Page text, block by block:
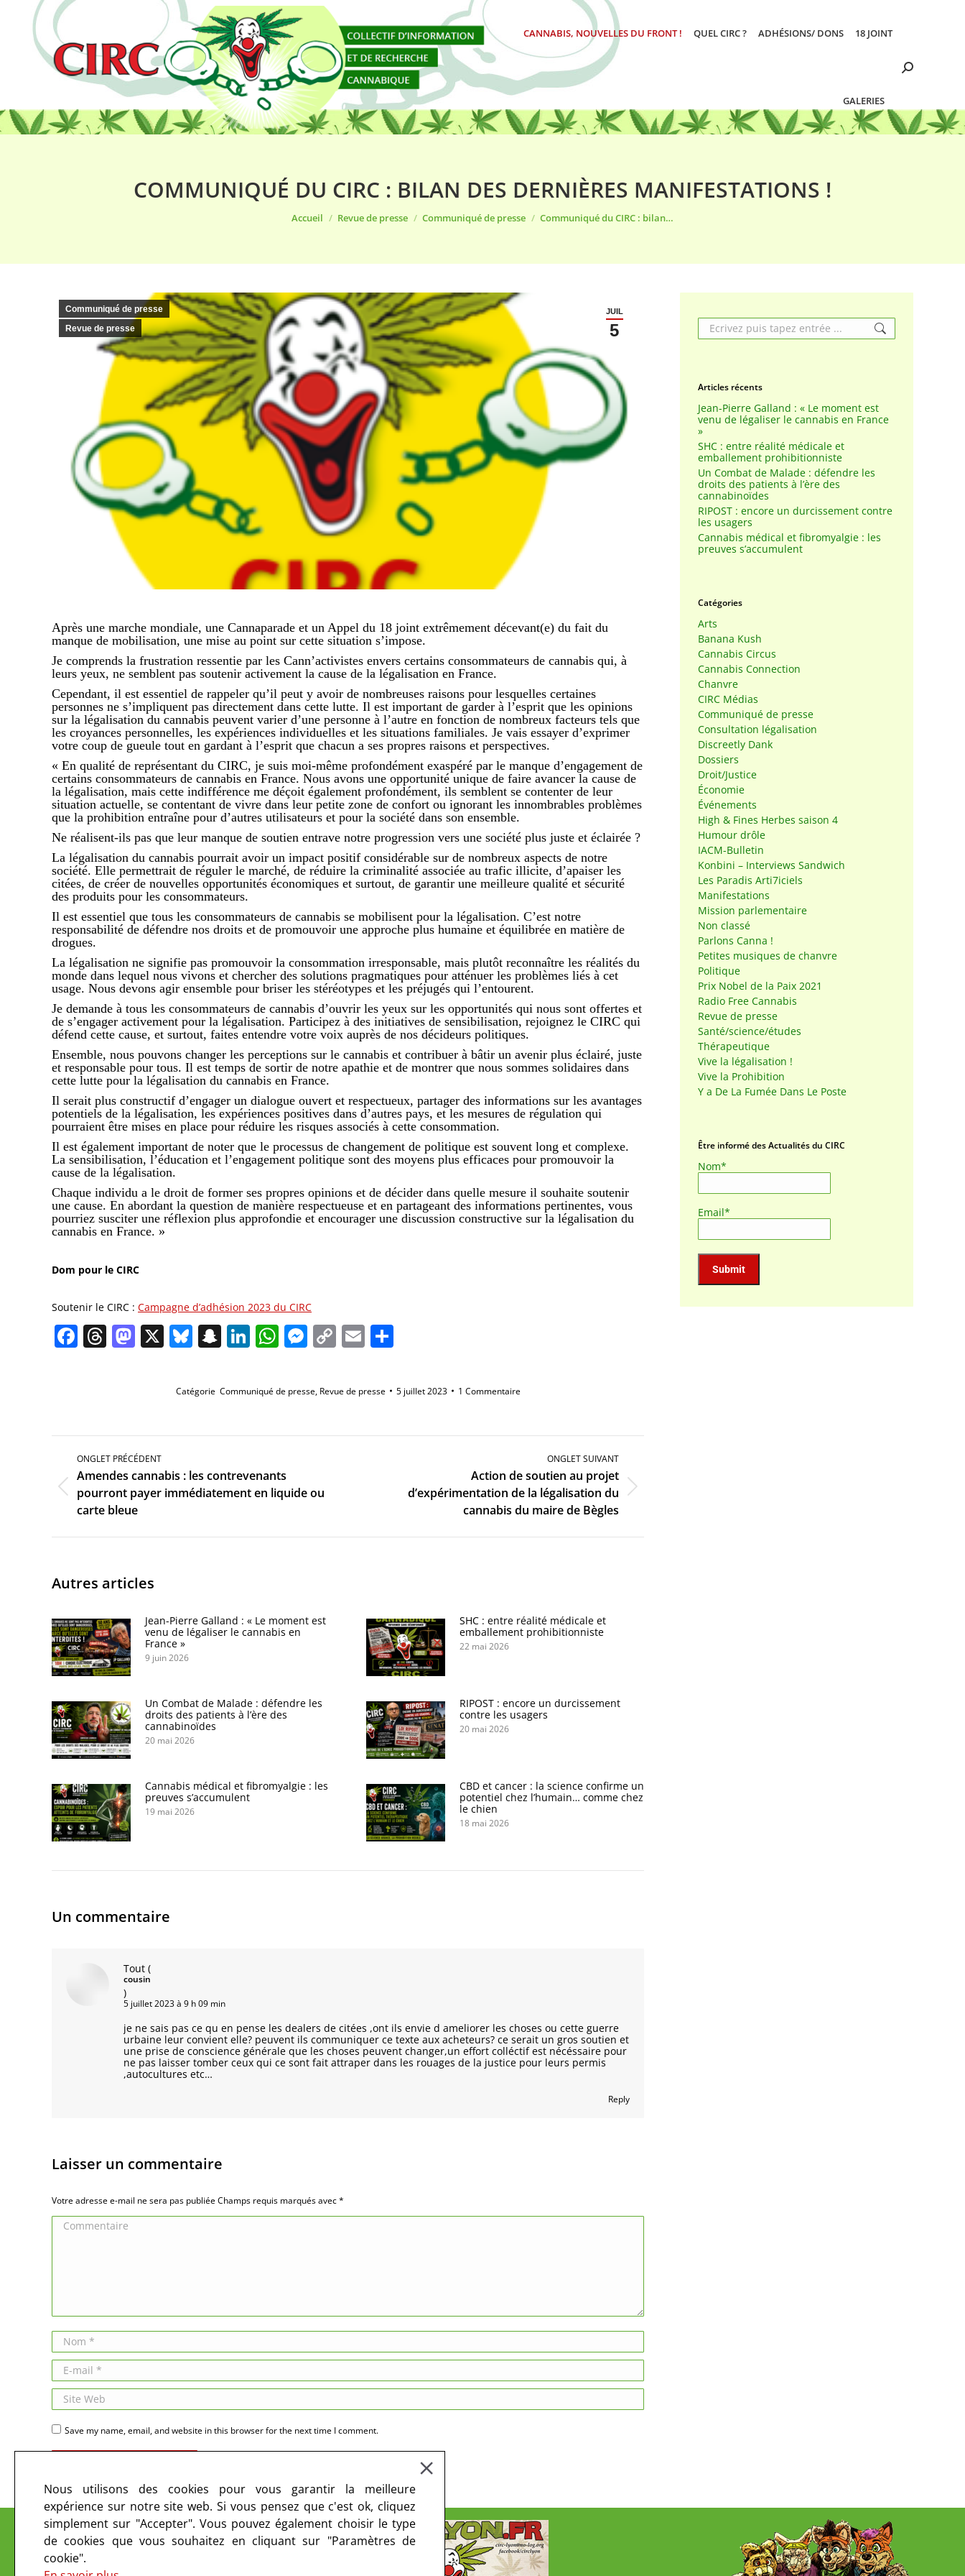
CANNABIS, NOUVELLES DU FRONT ! QUEL CIRC ? ADHÉSIONS/ DONS 18 JOINT
GALERIES
Search:
COMMUNIQUÉ DU CIRC : BILAN DES DERNIÈRES MANIFESTATIONS !
Accueil Revue de presse Communiqué de presse Communiqué du CIRC : bilan…
JUIL
5
Communiqué de presse
Revue de presse
Après une marche mondiale, une Cannaparade et un Appel du 18 joint extrêmement décevant(e) du fait du
manque de mobilisation, une mise au point sur cette situation s’impose.
Je comprends la frustration ressentie par les Cann’activistes envers certains consommateurs de cannabis qui, à
leurs yeux, ne semblent pas soutenir activement la cause de la légalisation en France.
Cependant, il est essentiel de rappeler qu’il peut y avoir de nombreuses raisons pour lesquelles certaines
personnes ne s’impliquent pas directement dans cette lutte. Il est important de garder à l’esprit que les opinions
sur la légalisation du cannabis peuvent varier d’une personne à l’autre en fonction de nombreux facteurs tels que
les croyances personnelles, les expériences individuelles et les situations familiales. Je vais essayer d’exprimer
votre coup de gueule tout en gardant à l’esprit que chacun a ses propres raisons et perspectives.
« En qualité de représentant du CIRC, je suis moi-même profondément exaspéré par le manque d’engagement de
certains consommateurs de cannabis en France. Nous avons une opportunité unique de faire avancer la cause de
la légalisation, mais cette indifférence me déçoit également profondément, ils semblent se contenter de leur
situation actuelle, se contentant de vivre dans leur petite zone de confort ou ignorant les innombrables problèmes
que la prohibition entraîne pour d’autres utilisateurs et pour la société dans son ensemble.
Ne réalisent-ils pas que leur manque de soutien entrave notre progression vers une société plus juste et éclairée ?
La légalisation du cannabis pourrait avoir un impact positif considérable sur de nombreux aspects de notre
société. Elle permettrait de réguler le marché, de réduire la criminalité associée au trafic illicite, d’apaiser les
citées, de créer de nouvelles opportunités économiques et surtout, de garantir une meilleure qualité et sécurité
des produits pour les consommateurs.
Il est essentiel que tous les consommateurs de cannabis se mobilisent pour la légalisation. C’est notre
responsabilité de défendre nos droits et de promouvoir une approche plus humaine et équilibrée en matière de
drogues.
La légalisation ne signifie pas promouvoir la consommation irresponsable, mais plutôt reconnaître les réalités du
monde dans lequel nous vivons et chercher des solutions pragmatiques pour atténuer les problèmes liés à cet
usage. Nous devons agir ensemble pour briser les stéréotypes et les préjugés qui l’entourent.
Je demande à tous les consommateurs de cannabis d’ouvrir les yeux sur les opportunités qui nous sont offertes et
de s’engager activement pour la légalisation. Participez à des initiatives de sensibilisation, rejoignez le CIRC qui
défend cette cause, et surtout, faites entendre votre voix auprès de nos décideurs politiques.
Ensemble, nous pouvons changer les perceptions sur le cannabis et contribuer à bâtir un avenir plus éclairé, juste
et responsable pour tous. Il est temps de sortir de notre apathie et de montrer que nous sommes solidaires dans
cette lutte pour la légalisation du cannabis en France.
Il serait plus constructif d’engager un dialogue ouvert et respectueux, partager des informations sur les avantages
potentiels de la légalisation, les expériences positives dans d’autres pays, et les mesures de régulation qui
pourraient être mises en place pour réduire les risques associés à cette consommation.
Il est également important de noter que le processus de changement de politique est souvent long et complexe.
La sensibilisation, l’éducation et l’engagement politique sont des moyens plus efficaces pour promouvoir la
cause de la légalisation.
Chaque individu a le droit de former ses propres opinions et de décider dans quelle mesure il souhaite soutenir
une cause. En abordant la question de manière respectueuse et en partageant des informations pertinentes, vous
pourriez susciter une réflexion plus approfondie et encourager une discussion constructive sur la légalisation du
cannabis en France. »
Dom pour le CIRC
Soutenir le CIRC : Campagne d’adhésion 2023 du CIRC
Facebook
Threads
Mastodon
X Bluesky
Snapchat
LinkedIn
WhatsApp
Messenger
Copy
Link
Email
Catégorie Communiqué de presse, Revue de presse 5 juillet 2023 1 Commentaire
Navigation
commentaire
ONGLET PRÉCÉDENT
Onglet
précédent
Amendes cannabis : les contrevenants
pourront payer immédiatement en liquide ou
carte bleue
ONGLET SUIVANT
Action de soutien au projet
d’expérimentation de la légalisation du
cannabis du maire de Bègles
Autres articles
Jean-Pierre Galland : « Le moment est
venu de légaliser le cannabis en
France »
9 juin 2026
SHC : entre réalité médicale et
emballement prohibitionniste
22 mai 2026
Un Combat de Malade : défendre les
droits des patients à l’ère des
cannabinoïdes
20 mai 2026
RIPOST : encore un durcissement
contre les usagers
20 mai 2026
Cannabis médical et fibromyalgie : les
preuves s’accumulent
19 mai 2026
CBD et cancer : la science confirme un
potentiel chez l’humain… comme chez
le chien
18 mai 2026
Un commentaire
Tout (
cousin
)
5 juillet 2023 à 9 h 09 min
je ne sais pas ce qu en pense les dealers de citées ,ont ils envie d ameliorer les choses ou cette guerre
urbaine leur convient elle? peuvent ils communiquer ce texte aux acheteurs? ce serait un gros soutien et
une prise de conscience générale que les choses peuvent changer,un effort colléctif est nécéssaire pour
ne pas laisser tomber ceux qui ce sont fait attraper dans les rouages de la justice pour leurs permis
,autocultures etc…
Reply
Laisser un commentaire
Votre adresse e-mail ne sera pas publiée Champs requis marqués avec*
Commentaire
Nom *
E-mail *
Site Web
Save my name, email, and website in this browser for the next time I comment.
Search:
Articles récents
Jean-Pierre Galland : « Le moment est
venu de légaliser le cannabis en France
»
SHC : entre réalité médicale et
emballement prohibitionniste
Un Combat de Malade : défendre les
droits des patients à l’ère des
cannabinoïdes
RIPOST : encore un durcissement contre
les usagers
Cannabis médical et fibromyalgie : les
preuves s’accumulent
Catégories
Arts
Banana Kush
Cannabis Circus
Cannabis Connection
Chanvre
CIRC Médias
Communiqué de presse
Consultation légalisation
Discreetly Dank
Dossiers
Droit/Justice
Économie
Événements
High & Fines Herbes saison 4
Humour drôle
IACM-Bulletin
Konbini – Interviews Sandwich
Les Paradis Arti7iciels
Manifestations
Mission parlementaire
Non classé
Parlons Canna !
Petites musiques de chanvre
Politique
Prix Nobel de la Paix 2021
Radio Free Cannabis
Revue de presse
Santé/science/études
Thérapeutique
Vive la légalisation !
Vive la Prohibition
Y a De La Fumée Dans Le Poste
Être informé des Actualités du CIRC
Nom*
Email*
Le CIRC sur les ondes et sur le web
Nous utilisons des cookies pour vous garantir la meilleure
expérience sur notre site web. Si vous pensez que c'est ok, cliquez
simplement sur "Accepter". Vous pouvez également choisir le type
de cookies que vous souhaitez en cliquant sur "Paramètres de
cookie".